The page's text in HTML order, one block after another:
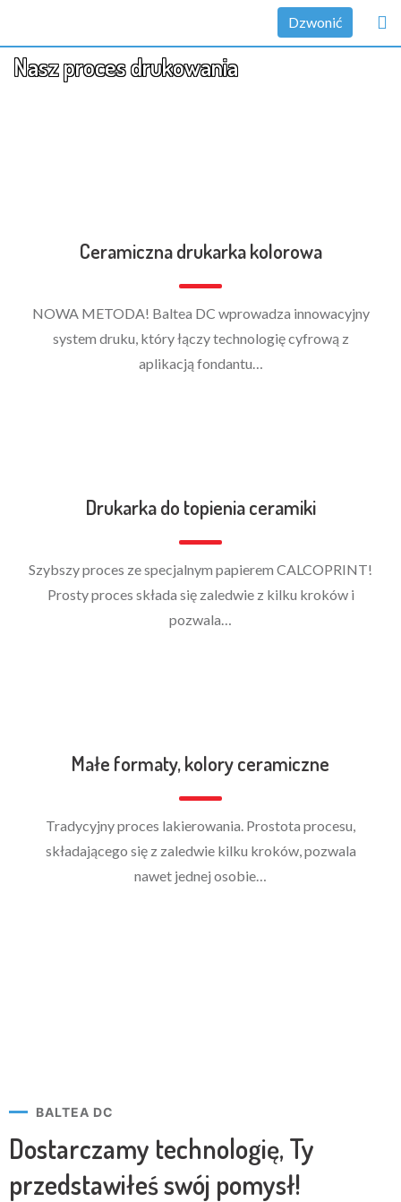
Dzwonić
Nasz proces drukowania
Ceramiczna drukarka kolorowa
NOWA METODA! Baltea DC wprowadza innowacyjny
system druku, który łączy technologię cyfrową z
aplikacją fondantu…
Drukarka do topienia ceramiki
Szybszy proces ze specjalnym papierem CALCOPRINT!
Prosty proces składa się zaledwie z kilku kroków i
pozwala…
Małe formaty, kolory ceramiczne
Tradycyjny proces lakierowania. Prostota procesu,
składającego się z zaledwie kilku kroków, pozwala
nawet jednej osobie…
BALTEA DC
Dostarczamy technologię, Ty
przedstawiłeś swój pomysł!